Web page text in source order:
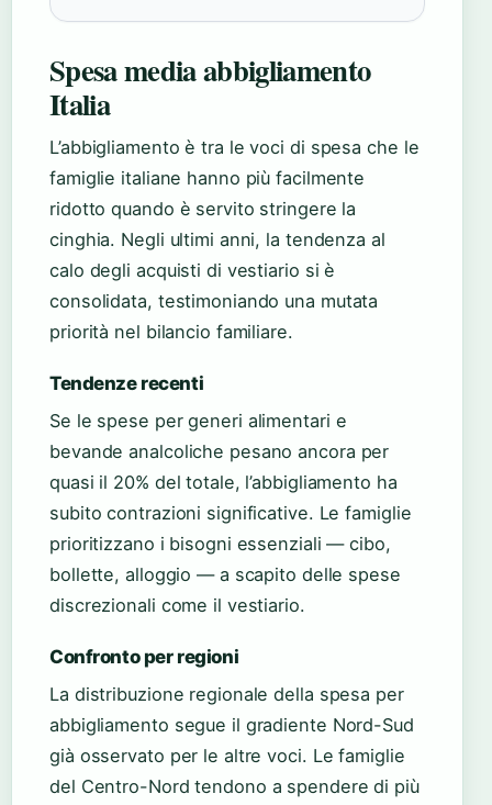
Spesa media abbigliamento
Italia
L’abbigliamento è tra le voci di spesa che le
famiglie italiane hanno più facilmente
ridotto quando è servito stringere la
cinghia. Negli ultimi anni, la tendenza al
calo degli acquisti di vestiario si è
consolidata, testimoniando una mutata
priorità nel bilancio familiare.
Tendenze recenti
Se le spese per generi alimentari e
bevande analcoliche pesano ancora per
quasi il 20% del totale, l’abbigliamento ha
subito contrazioni significative. Le famiglie
prioritizzano i bisogni essenziali — cibo,
bollette, alloggio — a scapito delle spese
discrezionali come il vestiario.
Confronto per regioni
La distribuzione regionale della spesa per
abbigliamento segue il gradiente Nord-Sud
già osservato per le altre voci. Le famiglie
del Centro-Nord tendono a spendere di più